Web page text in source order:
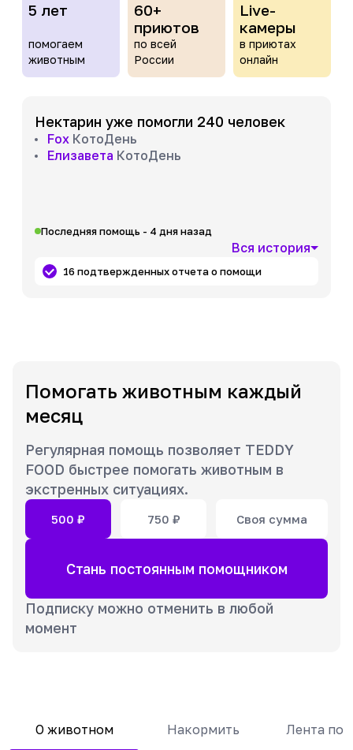
5 лет
помогаем
животным
60+
приютов
по всей
России
Live-
камеры
в приютах
онлайн
Нектарин уже помогли 240 человек
Fox КотоДень
Елизавета КотоДень
Последняя помощь - 4 дня назад
Вся история
16 подтвержденных отчета о помощи
Помогать животным каждый
месяц
Регулярная помощь позволяет TEDDY
FOOD быстрее помогать животным в
экстренных ситуациях.
500 ₽ 750 ₽ Своя сумма
Стань постоянным помощником
Подписку можно отменить в любой
момент
О животном Накормить Лента